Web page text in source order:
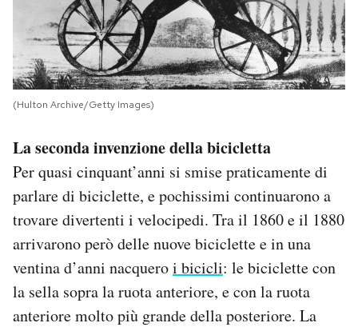
(Hulton Archive/Getty Images)
La seconda invenzione della bicicletta
Per quasi cinquant’anni si smise praticamente di
parlare di biciclette, e pochissimi continuarono a
trovare divertenti i velocipedi. Tra il 1860 e il 1880
arrivarono però delle nuove biciclette e in una
ventina d’anni nacqueroi bicicli: le biciclette con
la sella sopra la ruota anteriore, e con la ruota
anteriore molto più grande della posteriore. La